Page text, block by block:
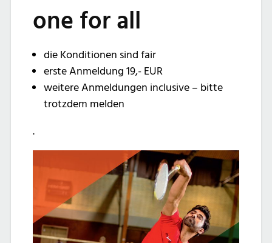
one for all
die Konditionen sind fair
erste Anmeldung 19,- EUR
weitere Anmeldungen inclusive – bitte
trotzdem melden
.